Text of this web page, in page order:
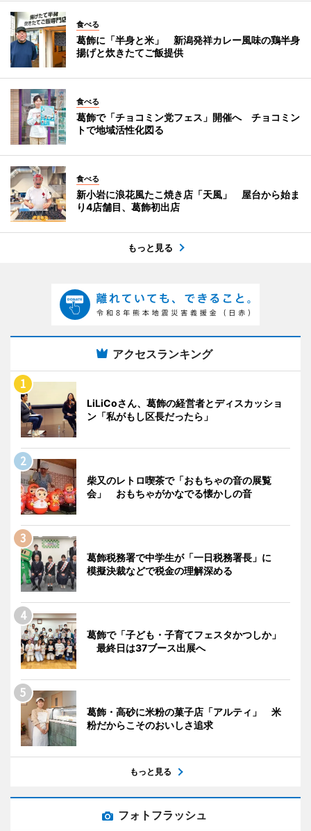
食べる
葛飾に「半身と米」 新潟発祥カレー風味の鶏半身
揚げと炊きたてご飯提供
食べる
葛飾で「チョコミン党フェス」開催へ チョコミン
トで地域活性化図る
食べる
新小岩に浪花風たこ焼き店「天風」 屋台から始ま
り4店舗目、葛飾初出店
もっと見る
アクセスランキング
LiLiCoさん、葛飾の経営者とディスカッショ
ン「私がもし区長だったら」
柴又のレトロ喫茶で「おもちゃの音の展覧
会」 おもちゃがかなでる懐かしの音
葛飾税務署で中学生が「一日税務署長」に
模擬決裁などで税金の理解深める
葛飾で「子ども・子育てフェスタかつしか」
最終日は37ブース出展へ
葛飾・高砂に米粉の菓子店「アルティ」 米
粉だからこそのおいしさ追求
もっと見る
フォトフラッシュ